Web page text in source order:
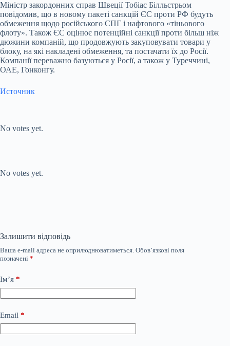
Міністр закордонних справ Швеції Тобіас Білльстрьом
повідомив, що в новому пакеті санкцій ЄС проти РФ будуть
обмеження щодо російського СПГ і нафтового «тіньового
флоту». Також ЄС оцінює потенційні санкції проти більш ніж
дюжини компаній, що продовжують закуповувати товари у
блоку, на які накладені обмеження, та постачати їх до Росії.
Компанії переважно базуються у Росії, а також у Туреччині,
ОАЕ, Гонконгу.
Источник
No votes yet.
No votes yet.
Залишити відповідь
Ваша e-mail адреса не оприлюднюватиметься. Обов’язкові поля
позначені *
Ім’я *
Email *